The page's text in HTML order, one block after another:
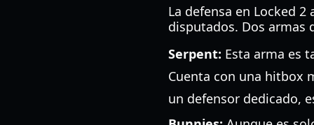
La defensa en Locked
disputados. Dos armas
Serpent: Esta arma es
Cuenta con una hitbox
un defensor dedicado,